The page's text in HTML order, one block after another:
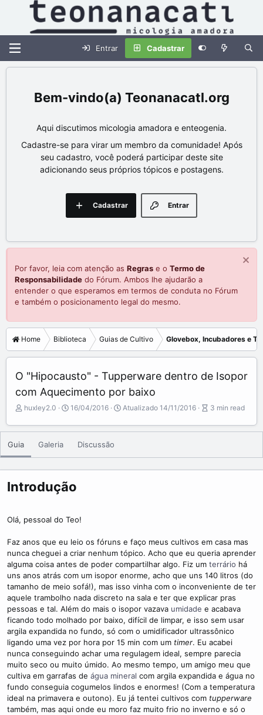
Entrar Cadastrar
Teonanacatl.org
Aqui discutimos micologia amadora e enteogenia.
Cadastre-se para virar um membro da comunidade! Após
seu cadastro, você poderá participar deste site
adicionando seus próprios tópicos e postagens.
Entrar
Cadastrar
Por favor, leia com atenção as Regras e o Termo de
Responsabilidade do Fórum. Ambos lhe ajudarão a
entender o que esperamos em termos de conduta no Fórum
e também o posicionamento legal do mesmo.
Home Biblioteca Guias de Cultivo Glovebox, Incubadores e
O "Hipocausto" - Tupperware dentro de Isopor
com Aquecimento por baixo
A
t
r
huxley2.0
P
b
s
h
a
16/04/2016 Atualizado 14/11/2016
A
t
l
e
m
e
3 min read
Guia Galeria Discussão
Introdução
Olá, pessoal do Teo!
Faz anos que eu leio os fóruns e faço meus cultivos em casa mas
nunca cheguei a criar nenhum tópico. Acho que eu queria aprender
alguma coisa antes de poder compartilhar algo. Fiz um terrário há
uns anos atrás com um isopor enorme, acho que uns 140 litros (do
tamanho de meio sofá!), mas isso vinha com o inconveniente de ter
aquele trambolho nada discreto na sala e ter que explicar pras
pessoas e tal. Além do mais o isopor vazava umidade e acabava
ficando todo molhado por baixo, difícil de limpar, e isso sem usar
argila expandida no fundo, só com o umidificador ultrassônico
ligando uma vez por hora por 15 min com um timer. Eu acabei
nunca conseguindo achar uma regulagem ideal, sempre parecia
muito seco ou muito úmido. Ao mesmo tempo, um amigo meu que
cultiva em garrafas de água mineral com argila expandida e água no
fundo conseguia cogumelos lindos e enormes! (Com a temperatura
ideal na primavera e outono). Eu já tentei cultivos com tupperware
também, mas aqui onde eu moro faz muito frio no inverno e só o